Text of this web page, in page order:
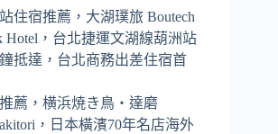
住宿推薦，大湖璞旅 Boutech
Hotel，台北捷運文湖線葫洲站
抵達，台北商務出差住宿首
薦，横浜焼き鳥‧達磨
，日本橫濱70年名店海外